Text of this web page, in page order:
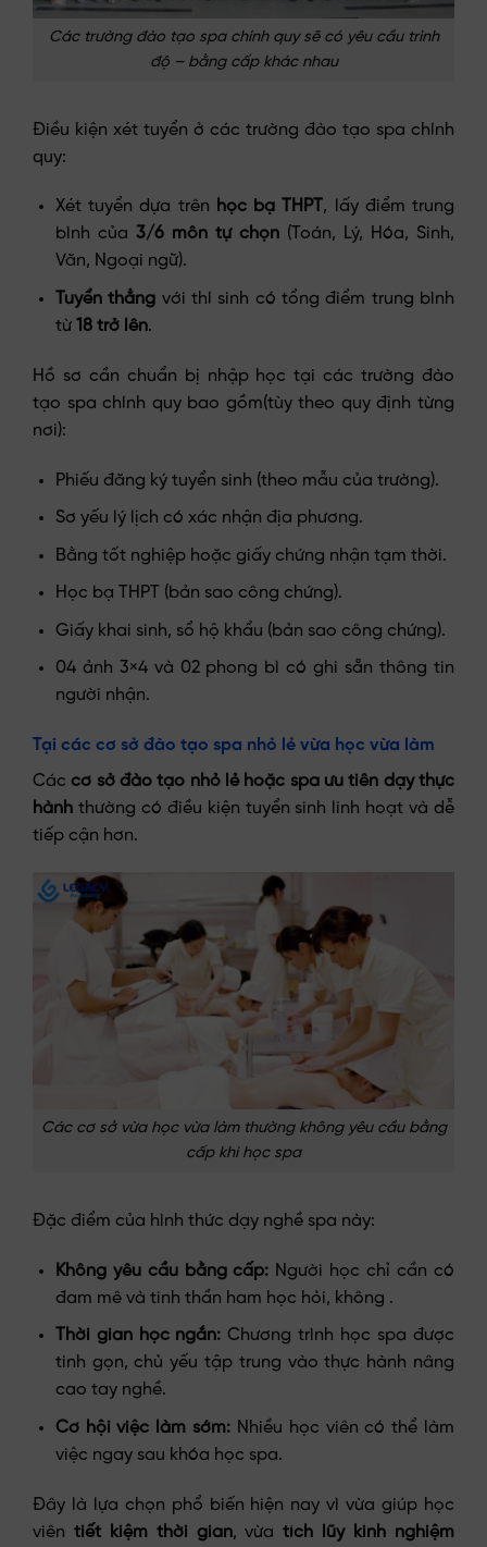
Các trường đào tạo spa chính quy sẽ có yêu cầu trình
độ – bằng cấp khác nhau
Điều kiện xét tuyển ở các trường đào tạo spa chính
quy:
Xét tuyển dựa trên học bạ THPT, lấy điểm trung
bình của 3/6 môn tự chọn(Toán, Lý, Hóa, Sinh,
Văn, Ngoại ngữ).
Tuyển thẳng với thí sinh có tổng điểm trung bình
từ 18 trở lên.
Hồ sơ cần chuẩn bị nhập học tại các trường đào
tạo spa chính quy bao gồm(tùy theo quy định từng
nơi):
Phiếu đăng ký tuyển sinh (theo mẫu của trường).
Sơ yếu lý lịch có xác nhận địa phương.
Bằng tốt nghiệp hoặc giấy chứng nhận tạm thời.
Học bạ THPT (bản sao công chứng).
Giấy khai sinh, sổ hộ khẩu (bản sao công chứng).
04 ảnh 3×4 và 02 phong bì có ghi sẵn thông tin
người nhận.
Tại các cơ sở đào tạo spa nhỏ lẻ vừa học vừa làm
Cáccơ sở đào tạo nhỏ lẻ hoặc spa ưu tiên dạy thực
hành thường có điều kiện tuyển sinh linh hoạt và dễ
tiếp cận hơn.
Các cơ sở vừa học vừa làm thường không yêu cầu bằng
cấp khi học spa
Đặc điểm của hình thức dạy nghề spa này:
Không yêu cầu bằng cấp: Người học chỉ cần có
đam mê và tinh thần ham học hỏi, không .
Thời gian học ngắn: Chương trình học spa được
tinh gọn, chủ yếu tập trung vào thực hành nâng
cao tay nghề.
Cơ hội việc làm sớm: Nhiều học viên có thể làm
việc ngay sau khóa học spa.
Đây là lựa chọn phổ biến hiện nay vì vừa giúp học
viên tiết kiệm thời gian, vừatích lũy kinh nghiệm